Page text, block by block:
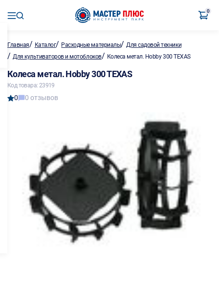
0
Главная/ Каталог/ Расходные материалы/Для садовой техники
/ Для культиваторов и мотоблоков/ Колеса метал. Hobby 300 TEXAS
Колеса метал. Hobby 300 TEXAS
Код товара: 23919
0 0 отзывов